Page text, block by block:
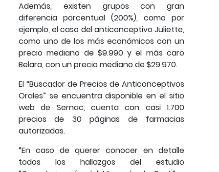
Además, existen grupos con gran
diferencia porcentual (200%), como por
ejemplo, el caso del anticonceptivo Juliette,
como uno de los más económicos con un
precio mediano de $9.990 y el más caro
Belara, con un precio mediano de $29.970.
El “Buscador de Precios de Anticonceptivos
Orales” se encuentra disponible en el sitio
web de Sernac, cuenta con casi 1.700
precios de 30 páginas de farmacias
autorizadas.
“En caso de querer conocer en detalle
todos los hallazgos del estudio